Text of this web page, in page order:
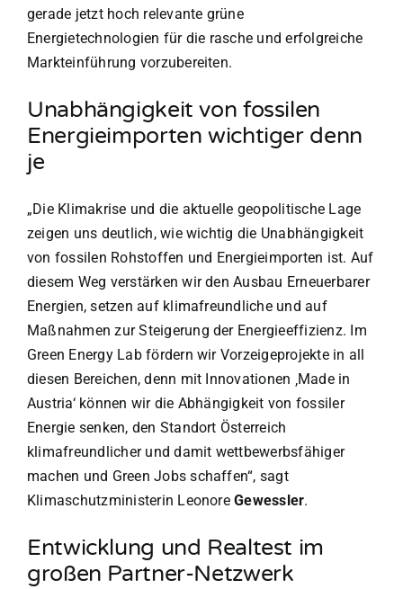
gerade jetzt hoch relevante grüne
Energietechnologien für die rasche und erfolgreiche
Markteinführung vorzubereiten.
Unabhängigkeit von fossilen
Energieimporten wichtiger denn
je
„Die Klimakrise und die aktuelle geopolitische Lage
zeigen uns deutlich, wie wichtig die Unabhängigkeit
von fossilen Rohstoffen und Energieimporten ist. Auf
diesem Weg verstärken wir den Ausbau Erneuerbarer
Energien, setzen auf klimafreundliche und auf
Maßnahmen zur Steigerung der Energieeffizienz. Im
Green Energy Lab fördern wir Vorzeigeprojekte in all
diesen Bereichen, denn mit Innovationen ‚Made in
Austria‘ können wir die Abhängigkeit von fossiler
Energie senken, den Standort Österreich
klimafreundlicher und damit wettbewerbsfähiger
machen und Green Jobs schaffen“, sagt
Klimaschutzministerin LeonoreGewessler.
Entwicklung und Realtest im
großen Partner-Netzwerk